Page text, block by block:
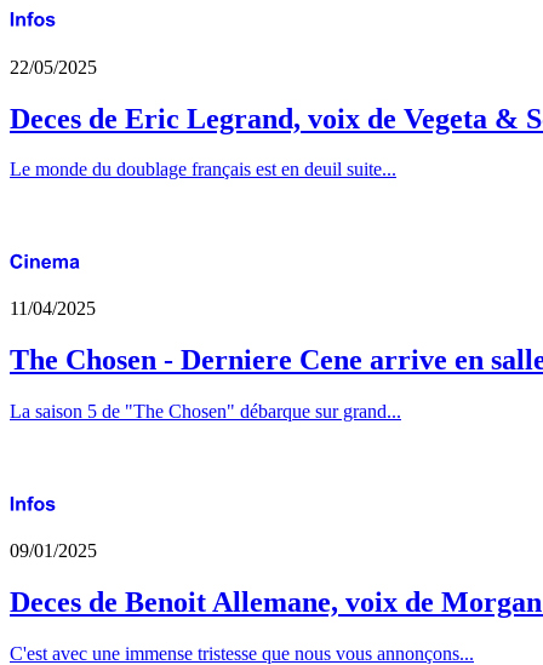
22/05/2025
Deces de Eric Legrand, voix de Vegeta &
Le monde du doublage français est en deuil suite...
11/04/2025
The Chosen - Derniere Cene arrive en
La saison 5 de "The Chosen" débarque sur grand...
09/01/2025
Deces de Benoit Allemane, voix de
C'est avec une immense tristesse que nous vous annonçons...